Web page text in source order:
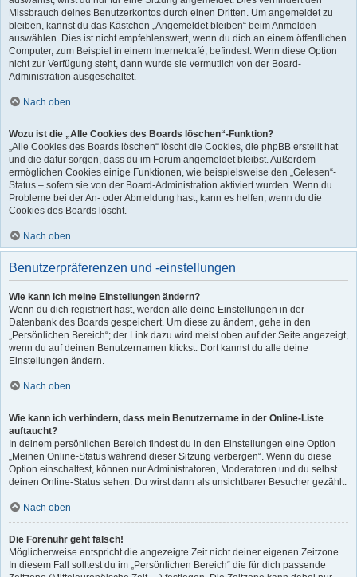
Missbrauch deines Benutzerkontos durch einen Dritten. Um angemeldet zu
bleiben, kannst du das Kästchen „Angemeldet bleiben“ beim Anmelden
auswählen. Dies ist nicht empfehlenswert, wenn du dich an einem öffentlichen
Computer, zum Beispiel in einem Internetcafé, befindest. Wenn diese Option
nicht zur Verfügung steht, dann wurde sie vermutlich von der Board-
Administration ausgeschaltet.
Nach oben
Wozu ist die „Alle Cookies des Boards löschen“-Funktion?
„Alle Cookies des Boards löschen“ löscht die Cookies, die phpBB erstellt hat
und die dafür sorgen, dass du im Forum angemeldet bleibst. Außerdem
ermöglichen Cookies einige Funktionen, wie beispielsweise den „Gelesen“-
Status – sofern sie von der Board-Administration aktiviert wurden. Wenn du
Probleme bei der An- oder Abmeldung hast, kann es helfen, wenn du die
Cookies des Boards löscht.
Nach oben
Benutzerpräferenzen und -einstellungen
Wie kann ich meine Einstellungen ändern?
Wenn du dich registriert hast, werden alle deine Einstellungen in der
Datenbank des Boards gespeichert. Um diese zu ändern, gehe in den
„Persönlichen Bereich“; der Link dazu wird meist oben auf der Seite angezeigt,
wenn du auf deinen Benutzernamen klickst. Dort kannst du alle deine
Einstellungen ändern.
Nach oben
Wie kann ich verhindern, dass mein Benutzername in der Online-Liste
auftaucht?
In deinem persönlichen Bereich findest du in den Einstellungen eine Option
„Meinen Online-Status während dieser Sitzung verbergen“. Wenn du diese
Option einschaltest, können nur Administratoren, Moderatoren und du selbst
deinen Online-Status sehen. Du wirst dann als unsichtbarer Besucher gezählt.
Nach oben
Die Forenuhr geht falsch!
Möglicherweise entspricht die angezeigte Zeit nicht deiner eigenen Zeitzone.
In diesem Fall solltest du im „Persönlichen Bereich“ die für dich passende